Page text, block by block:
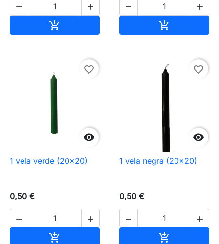
 

 


favorite_border
1 vela verde (20×20)
0,50 €
 


favorite_border
1 vela negra (20×20)
0,50 €
 
